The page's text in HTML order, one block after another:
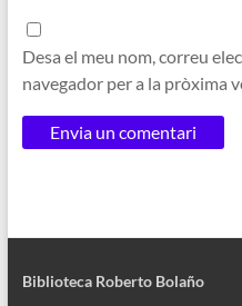
Desa el meu nom, correu
navegador per a la pròxima
Biblioteca Roberto Bolaño